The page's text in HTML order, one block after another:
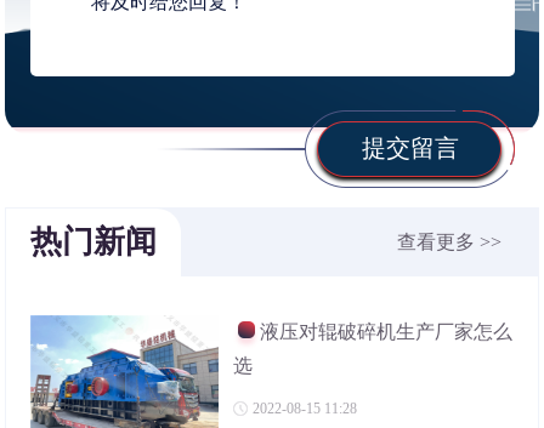
提交留言
热门新闻 查看更多 >>
液压对辊破碎机生产厂家怎么
选
2022-08-15 11:28